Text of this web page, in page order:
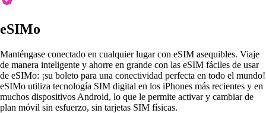
eSIMo
Manténgase conectado en cualquier lugar con eSIM asequibles. Viaje
de manera inteligente y ahorre en grande con las eSIM fáciles de usar
de eSIMo: ¡su boleto para una conectividad perfecta en todo el mundo!
eSIMo utiliza tecnología SIM digital en los iPhones más recientes y en
muchos dispositivos Android, lo que le permite activar y cambiar de
plan móvil sin esfuerzo, sin tarjetas SIM físicas.